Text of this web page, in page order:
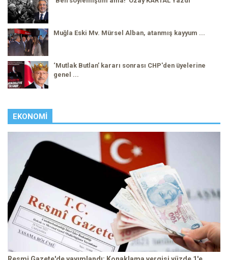
Muğla Eski Mv. Mürsel Alban, atanmış kayyum ...
‘Mutlak Butlan’ kararı sonrası CHP'den üyelerine
genel ...
EKONOMI